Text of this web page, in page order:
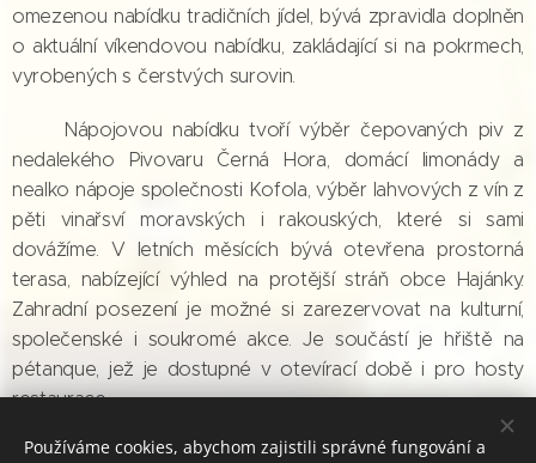
omezenou nabídku tradičních jídel, bývá zpravidla doplněn
o aktuální víkendovou nabídku, zakládající si na pokrmech,
vyrobených s čerstvých surovin.
Nápojovou nabídku tvoří výběr čepovaných piv z
nedalekého Pivovaru Černá Hora, domácí limonády a
nealko nápoje společnosti Kofola, výběr lahvových z vín z
pěti vinařsví moravských i rakouských, které si sami
dovážíme. V letních měsících bývá otevřena prostorná
terasa, nabízející výhled na protější stráň obce Hajánky.
Zahradní posezení je možné si zarezervovat na kulturní,
společenské i soukromé akce. Je součástí je hřiště na
pétanque, jež je dostupné v otevírací době i pro hosty
restaurace.
Používáme cookies, abychom zajistili správné fungování a